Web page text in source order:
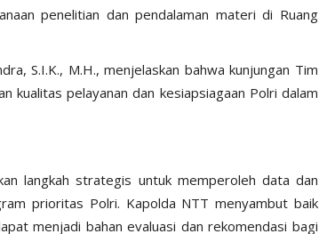
penelitian dan pendalaman materi di Ruang
S.I.K., M.H., menjelaskan bahwa kunjungan Tim
kualitas pelayanan dan kesiapsiagaan Polri dalam
langkah strategis untuk memperoleh data dan
prioritas Polri. Kapolda NTT menyambut baik
menjadi bahan evaluasi dan rekomendasi bagi